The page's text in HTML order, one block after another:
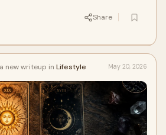
Share
new writeup in Lifestyle May 20, 2026